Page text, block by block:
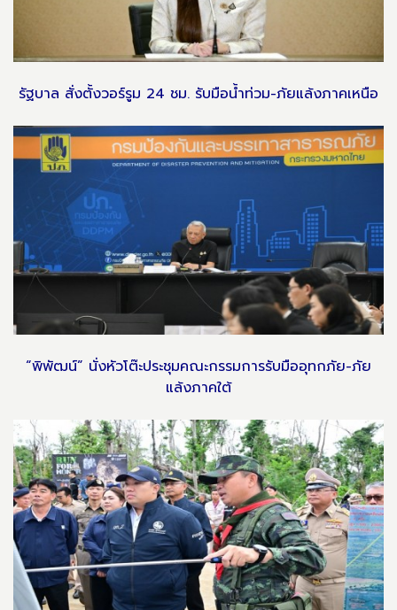
รัฐบาล สั่งตั้งวอร์รูม 24 ชม. รับมือน้ำท่วม-ภัยแล้งภาคเหนือ
“พิพัฒน์” นั่งหัวโต๊ะประชุมคณะกรรมการรับมืออุทกภัย-ภัย
แล้งภาคใต้